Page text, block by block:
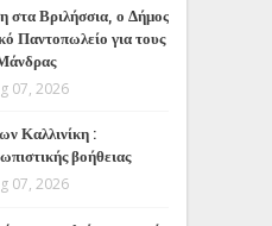
στα Βριλήσσια, ο Δήμος
Παντοπωλείο για τους
07, 2026
Καλλινίκη :
βοήθειας
07, 2026